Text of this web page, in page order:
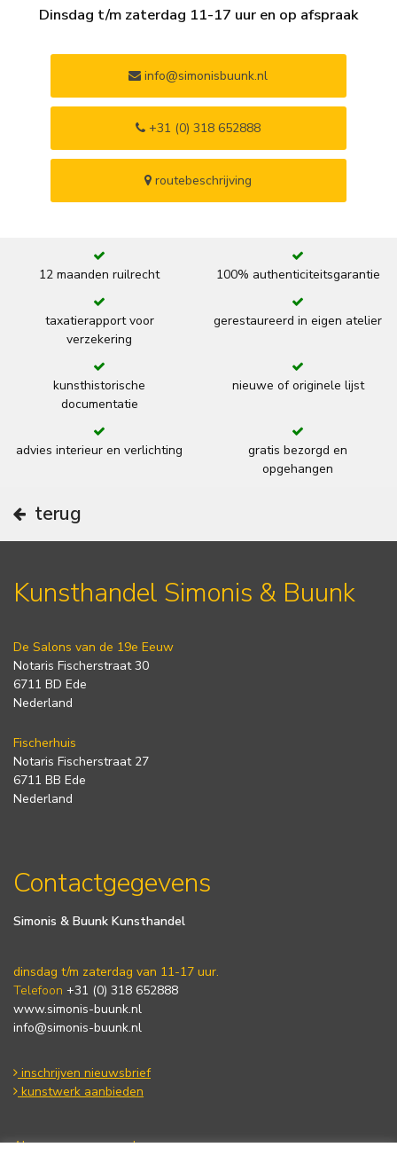
Dinsdag t/m zaterdag 11-17 uur en op afspraak
info@simonisbuunk.nl
+31 (0) 318 652888
routebeschrijving
12 maanden ruilrecht 100% authenticiteitsgarantie
taxatierapport voor
verzekering
gerestaureerd in eigen atelier
kunsthistorische
documentatie
nieuwe of originele lijst
advies interieur en verlichting
gratis bezorgd en
opgehangen
terug
Kunsthandel Simonis & Buunk
De Salons van de 19e Eeuw
Notaris Fischerstraat 30
6711 BD Ede
Nederland
Fischerhuis
Notaris Fischerstraat 27
6711 BB Ede
Nederland
Contactgegevens
Simonis & Buunk Kunsthandel
dinsdag t/m zaterdag van 11-17 uur.
Telefoon +31 (0) 318 652888
www.simonis-buunk.nl
info@simonis-buunk.nl
inschrijven nieuwsbrief
kunstwerk aanbieden
Algemene voorwaarden